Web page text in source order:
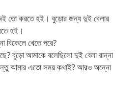
তো করতে হই। বুড়োর জন্য দুই বেলার
হই।
বিকেলে খেতে পরে?
বুড়ো আমাকে বলেছিলো দুই বেলা রান্না
আমার এতো সময় কথাই? আরও অন্নো